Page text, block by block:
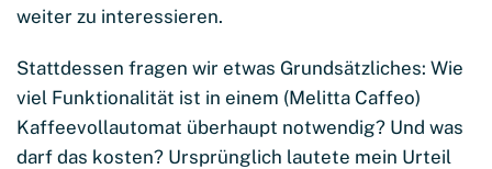
weiter zu interessieren.
Stattdessen fragen wir etwas Grundsätzliches: Wie
viel Funktionalität ist in einem (Melitta Caffeo)
Kaffeevollautomat überhaupt notwendig? Und was
darf das kosten? Ursprünglich lautete mein Urteil